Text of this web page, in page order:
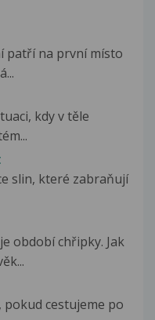
patří na první místo
kdy v těle
slin, které zabraňují
období chřipky. Jak
pokud cestujeme po